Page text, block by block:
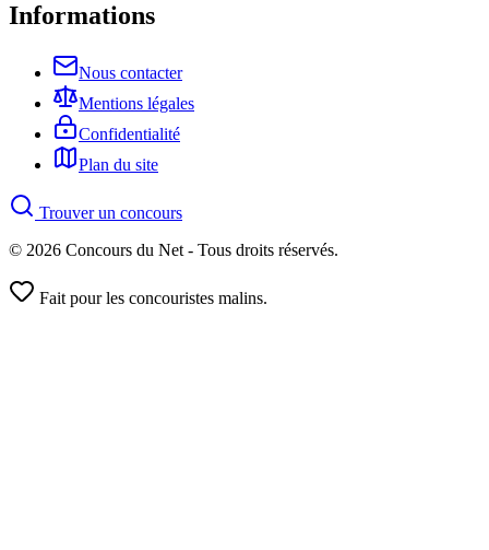
Informations
Nous contacter
Mentions légales
Confidentialité
Plan du site
Trouver un concours
© 2026 Concours du Net - Tous droits réservés.
Fait pour les concouristes malins.